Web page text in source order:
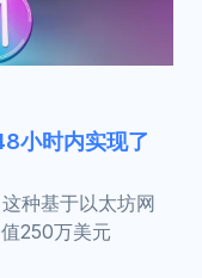
小时内实现了
种基于以太坊网
250万美元